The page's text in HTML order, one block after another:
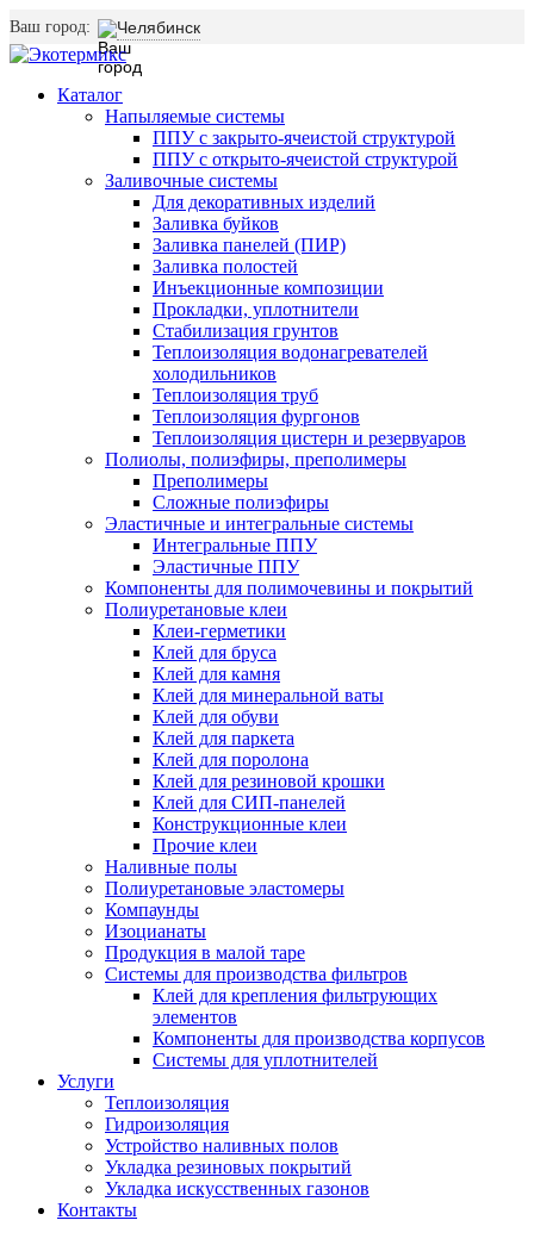
Ваш город: Челябинск
Каталог
Напыляемые системы
ППУ с закрыто-ячеистой структурой
ППУ с открыто-ячеистой структурой
Заливочные системы
Для декоративных изделий
Заливка буйков
Заливка панелей (ПИР)
Заливка полостей
Инъекционные композиции
Прокладки, уплотнители
Стабилизация грунтов
Теплоизоляция водонагревателей
холодильников
Теплоизоляция труб
Теплоизоляция фургонов
Теплоизоляция цистерн и резервуаров
Полиолы, полиэфиры, преполимеры
Преполимеры
Сложные полиэфиры
Эластичные и интегральные системы
Интегральные ППУ
Эластичные ППУ
Компоненты для полимочевины и покрытий
Полиуретановые клеи
Клеи-герметики
Клей для бруса
Клей для камня
Клей для минеральной ваты
Клей для обуви
Клей для паркета
Клей для поролона
Клей для резиновой крошки
Клей для СИП-панелей
Конструкционные клеи
Прочие клеи
Наливные полы
Полиуретановые эластомеры
Компаунды
Изоцианаты
Продукция в малой таре
Системы для производства фильтров
Клей для крепления фильтрующих
элементов
Компоненты для производства корпусов
Системы для уплотнителей
Услуги
Теплоизоляция
Гидроизоляция
Устройство наливных полов
Укладка резиновых покрытий
Укладка искусственных газонов
Контакты